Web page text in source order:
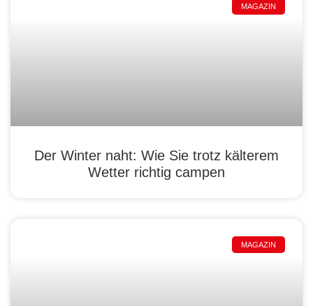
MAGAZIN
Der Winter naht: Wie Sie trotz kälterem
Wetter richtig campen
MAGAZIN